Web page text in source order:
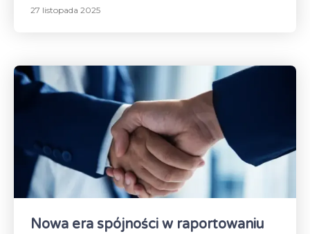
27 listopada 2025
Nowa era spójności w raportowaniu